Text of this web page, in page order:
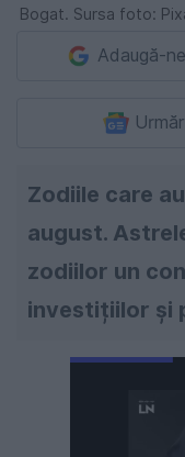
Bogat. Sursa foto:
Adaugă-
Zodiile care
august.
zodiilor un
investițiilor și